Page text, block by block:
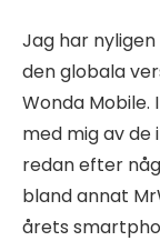
Jag har
den globala
Wonda
med mig av
redan efter
bland annat
årets